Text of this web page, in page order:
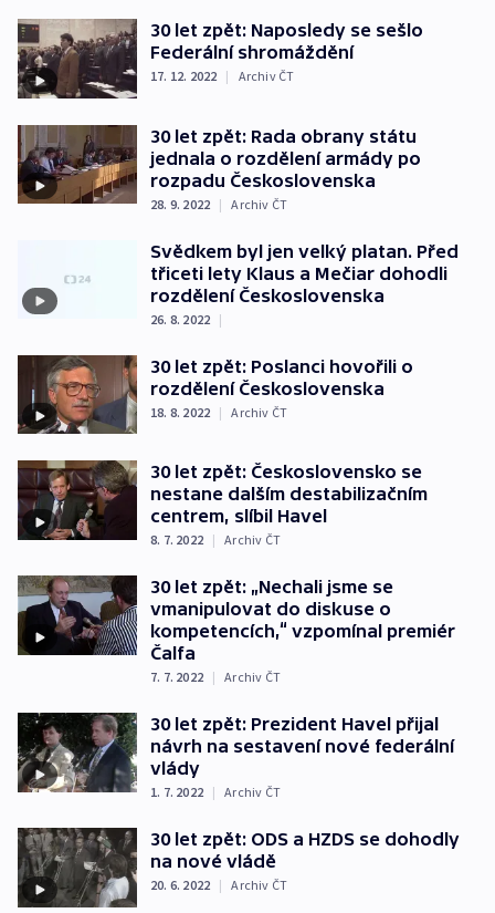
30 let zpět: Naposledy se sešlo
Federální shromáždění
17. 12. 2022 | Archiv ČT
30 let zpět: Rada obrany státu
jednala o rozdělení armády po
rozpadu Československa
28. 9. 2022 | Archiv ČT
Svědkem byl jen velký platan. Před
třiceti lety Klaus a Mečiar dohodli
rozdělení Československa
26. 8. 2022 |
30 let zpět: Poslanci hovořili o
rozdělení Československa
18. 8. 2022 | Archiv ČT
30 let zpět: Československo se
nestane dalším destabilizačním
centrem, slíbil Havel
8. 7. 2022 | Archiv ČT
30 let zpět: „Nechali jsme se
vmanipulovat do diskuse o
kompetencích,“ vzpomínal premiér
Čalfa
7. 7. 2022 | Archiv ČT
30 let zpět: Prezident Havel přijal
návrh na sestavení nové federální
vlády
1. 7. 2022 | Archiv ČT
30 let zpět: ODS a HZDS se dohodly
na nové vládě
20. 6. 2022 | Archiv ČT